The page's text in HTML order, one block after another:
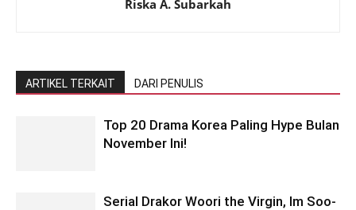
Riska A. Subarkah
ARTIKEL TERKAIT DARI PENULIS
Top 20 Drama Korea Paling Hype Bulan
November Ini!
Serial Drakor Woori the Virgin, Im Soo-